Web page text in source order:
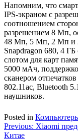
Напомним, что
IPS-экраном с
соотношением
разрешением 8 Мп,
48 Мп, 5 Мп, 2 Мп и
Snapdragon 680, 4
слотом для карт
5000 мАч,
сканером
802.11ac, Bluetooth
наушников.
Posted in
Навигация
Previous: Xiaomi
Китае